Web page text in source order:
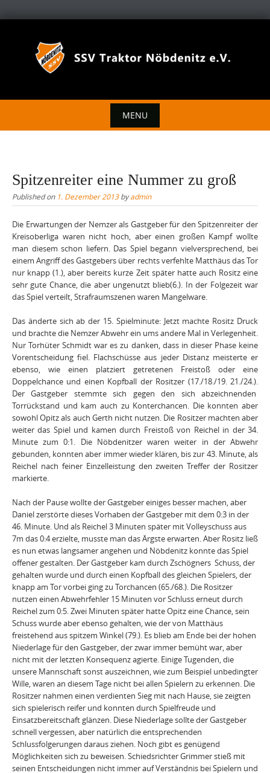
MENU
content
Spitzenreiter eine Nummer zu groß
Published on 1. Dezember 2013byadmin
Die Erwartungen der Nemzer als Gastgeber für den Spitzenreiter der
Kreisoberliga waren nicht hoch, aber einen großen Kampf wollte
man diesem schon liefern. Das Spiel begann vielversprechend, bei
einem Angriff des Gastgebers über rechts verfehlte Matthäus das Tor
nur knapp (1.), aber bereits kurze Zeit später hatte auch Rositz eine
sehr gute Chance, die aber ungenutzt blieb(6.). In der Folgezeit war
das Spiel verteilt, Strafraumszenen waren Mangelware.
Das änderte sich ab der 15. Spielminute: Jetzt machte Rositz Druck
und brachte die Nemzer Abwehr ein ums andere Mal in Verlegenheit.
Nur Torhüter Schmidt war es zu danken, dass in dieser Phase keine
Vorentscheidung fiel. Flachschüsse aus jeder Distanz meisterte er
ebenso, wie einen platziert getretenen Freistoß oder eine
Doppelchance und einen Kopfball der Rositzer (17./18./19. 21./24.).
Der Gastgeber stemmte sich gegen den sich abzeichnenden
Torrückstand und kam auch zu Konterchancen. Die konnten aber
sowohl Opitz als auch Gerth nicht nutzen. Die Rositzer machten aber
weiter das Spiel und kamen durch Freistoß von Reichel in der 34.
Minute zum 0:1. Die Nöbdenitzer waren weiter in der Abwehr
gebunden, konnten aber immer wieder klären, bis zur 43. Minute, als
Reichel nach feiner Einzelleistung den zweiten Treffer der Rositzer
markierte.
Nach der Pause wollte der Gastgeber einiges besser machen, aber
Daniel zerstörte dieses Vorhaben der Gastgeber mit dem 0:3 in der
46. Minute. Und als Reichel 3 Minuten später mit Volleyschuss aus
7m das 0:4 erzielte, musste man das Ärgste erwarten. Aber Rositz ließ
es nun etwas langsamer angehen und Nöbdenitz konnte das Spiel
offener gestalten. Der Gastgeber kam durch Zschögners Schuss, der
gehalten wurde und durch einen Kopfball des gleichen Spielers, der
knapp am Tor vorbei ging zu Torchancen (65./68.). Die Rositzer
nutzen einen Abwehrfehler 15 Minuten vor Schluss erneut durch
Reichel zum 0:5. Zwei Minuten später hatte Opitz eine Chance, sein
Schuss wurde aber ebenso gehalten, wie der von Matthäus
freistehend aus spitzem Winkel (79.). Es blieb am Ende bei der hohen
Niederlage für den Gastgeber, der zwar immer bemüht war, aber
nicht mit der letzten Konsequenz agierte. Einige Tugenden, die
unsere Mannschaft sonst auszeichnen, wie zum Beispiel unbedingter
Wille, waren an diesem Tage nicht bei allen Spielern zu erkennen. Die
Rositzer nahmen einen verdienten Sieg mit nach Hause, sie zeigten
sich spielerisch reifer und konnten durch Spielfreude und
Einsatzbereitschaft glänzen. Diese Niederlage sollte der Gastgeber
schnell vergessen, aber natürlich die entsprechenden
Schlussfolgerungen daraus ziehen. Noch gibt es genügend
Möglichkeiten sich zu beweisen. Schiedsrichter Grimmer stieß mit
seinen Entscheidungen nicht immer auf Verständnis bei Spielern und